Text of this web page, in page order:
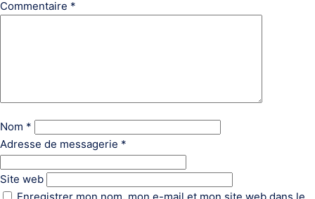
Commentaire *
Nom *
Adresse de messagerie *
Site web